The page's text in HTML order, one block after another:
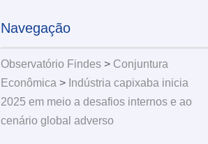
Navegação
Observatório Findes > Conjuntura
Econômica > Indústria capixaba inicia
2025 em meio a desafios internos e ao
cenário global adverso